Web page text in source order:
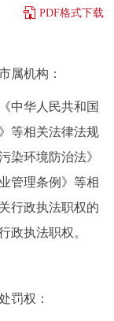
部门服务
我要建议
图说互动
人文北京
PDF格式下载
属机构：
华人民共和国
等相关法律法规
染环境防治法》
管理条例》等相
行政执法职权的
政执法职权。
罚权：